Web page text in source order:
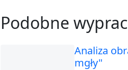
Podobne
Analiza
mgły"